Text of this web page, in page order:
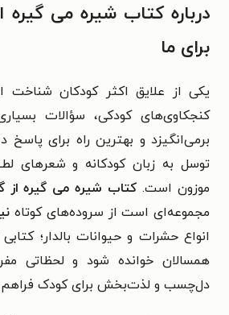
درباره کتابشیره می گیره
برای ما
یکی از علایق اکثر کودکان شناخت
کنجکاوی‌های کودکی، سؤالات
بر‌می‌انگیزد و بهترین راه برای پاسخ
توسل به زبان کودکانه و
موزون است. کتاب شیره می گیره از
مجموعه‌ای است از سروده‌های کوتاه
انواع حشرات و حیوانات بالدار؛
همسالان خوانده شود و لحظاتی
دل‌چسب و لذت‌بخش برای کودک فراهم